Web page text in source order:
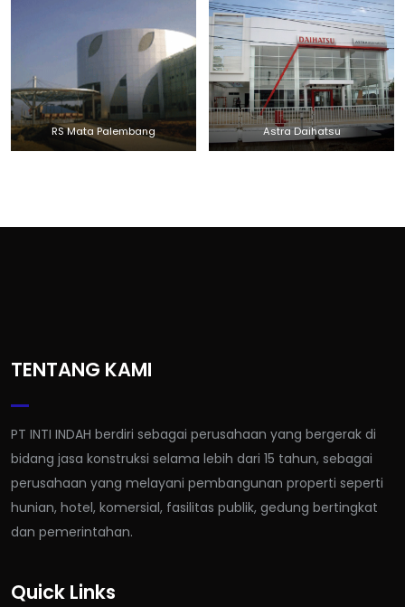
RS Mata Palembang Astra Daihatsu
TENTANG KAMI
PT INTI INDAH berdiri sebagai perusahaan yang bergerak di
bidang jasa konstruksi selama lebih dari 15 tahun, sebagai
perusahaan yang melayani pembangunan properti seperti
hunian, hotel, komersial, fasilitas publik, gedung bertingkat
dan pemerintahan.
Quick Links